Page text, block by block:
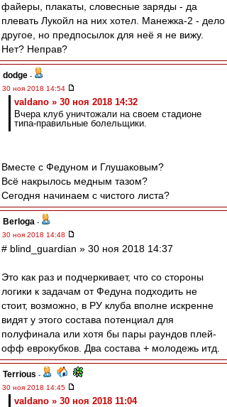
файеры, плакаты, словесные заряды - да
плевать Лукойл на них хотел. Манежка-2 - дело
другое, но предпосылок для неё я не вижу.
Нет? Неправ?
dodge -
30 ноя 2018 14:54
valdano » 30 ноя 2018 14:32
Вчера клуб уничтожали на своем стадионе
типа-правильные болельщики.
Вместе с Федуном и Глушаковым?
Всё накрылось медным тазом?
Сегодня начинаем с чистого листа?
Berloga -
30 ноя 2018 14:48
# blind_guardian » 30 ноя 2018 14:37
Это как раз и подчеркивает, что со стороны
логики к задачам от Федуна подходить не
стоит, возможно, в РУ клуба вполне искренне
видят у этого состава потенциал для
полуфинала или хотя бы пары раундов плей-
офф еврокубков. Два состава + молодежь итд.
Terrious -
30 ноя 2018 14:45
valdano » 30 ноя 2018 11:04